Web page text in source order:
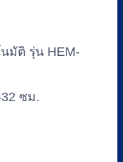
มัติ รุ่น HEM-
ซม.